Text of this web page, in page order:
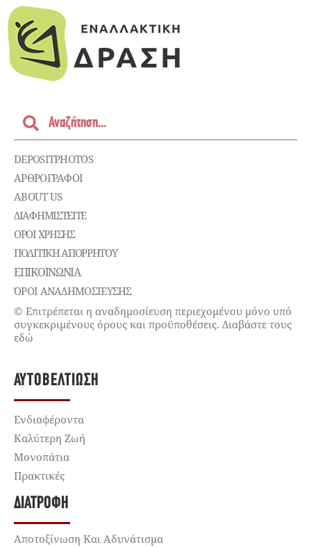
DEPOSITPHOTOS
ΑΡΘΡΟΓΡΑΦΟΙ
ABOUT US
ΔΙΑΦΗΜΙΣΤΕΊΤΕ
ΌΡΟΙ ΧΡΉΣΗΣ
ΠΟΛΙΤΙΚΉ ΑΠΟΡΡΉΤΟΥ
ΕΠΙΚΟΙΝΩΝΊΑ
ΌΡΟΙ ΑΝΑΔΗΜΟΣΙΕΥΣΗΣ
© Επιτρέπεται η αναδημοσίευση περιεχομένου μόνο υπό
συγκεκριμένους όρους και προϋποθέσεις. Διαβάστε τους
εδώ
ΑΥΤΟΒΕΛΤΊΩΣΗ
Ενδιαφέροντα
Καλύτερη Ζωή
Μονοπάτια
Πρακτικές
ΔΙΑΤΡΟΦΉ
Αποτοξίνωση Και Αδυνάτισμα